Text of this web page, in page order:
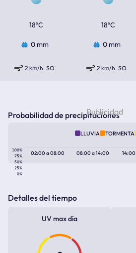
18ºC 18ºC
0 mm 0 mm
2 km/h SO 2 km/h SO
Probabilidad de precipitaciones
LLUVIA TORMENTA
100%
75%
50%
25%
0%
02:00a08:00 08:00a14:00 14:00
Detalles del tiempo
UV max día